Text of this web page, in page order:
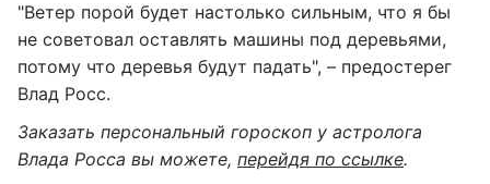
"Ветер порой будет настолько сильным, что я бы
не советовал оставлять машины под деревьями,
потому что деревья будут падать", – предостерег
Влад Росс.
Заказать персональный гороскоп у астролога
Влада Росса вы можете, перейдя по ссылке.